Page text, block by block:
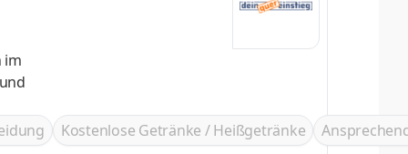
im
Kostenlose Getränke / Heißgetränke